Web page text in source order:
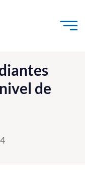
de